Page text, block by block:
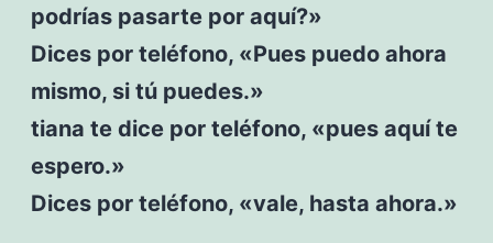
podrías pasarte por aquí?»
Dices por teléfono, «Pues puedo ahora
mismo, si tú puedes.»
tiana te dice por teléfono, «pues aquí te
espero.»
Dices por teléfono, «vale, hasta ahora.»